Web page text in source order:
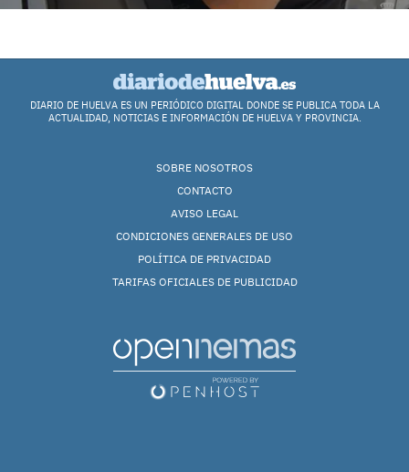
DIARIO DE HUELVA ES UN PERIÓDICO DIGITAL DONDE SE PUBLICA TODA LA
ACTUALIDAD, NOTICIAS E INFORMACIÓN DE HUELVA Y PROVINCIA.
SOBRE NOSOTROS
CONTACTO
AVISO LEGAL
CONDICIONES GENERALES DE USO
POLÍTICA DE PRIVACIDAD
TARIFAS OFICIALES DE PUBLICIDAD